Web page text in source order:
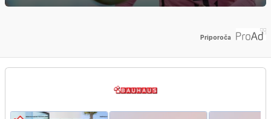
Priporoča